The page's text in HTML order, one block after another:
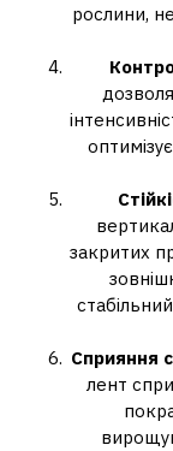
рослини,
закритих
Сприяння
лент